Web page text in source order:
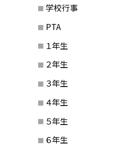
学校行事
PTA
１年生
２年生
３年生
４年生
５年生
６年生